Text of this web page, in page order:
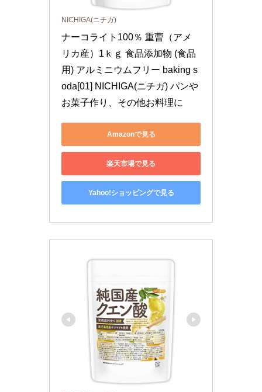
NICHIGA(ニチガ)
ナーコライト100％ 重曹（アメ
リカ産）1ｋｇ 食品添加物 (食品
用) アルミニウムフリー baking s
oda[01] NICHIGA(ニチガ) パンや
お菓子作り、その他お料理に
Amazonで見る
楽天市場で見る
Yahoo!ショッピングで見る